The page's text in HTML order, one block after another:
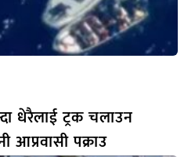
धेरैलाई ट्रक चलाउन
आप्रवासी पक्राउ